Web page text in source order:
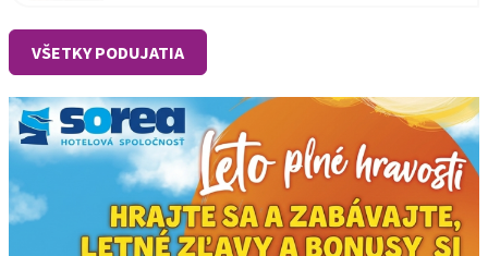
VŠETKY PODUJATIA